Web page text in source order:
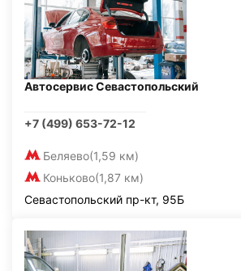
Автосервис Севастопольский
+7 (499) 653-72-12
Беляево(1,59 км)
Коньково(1,87 км)
Севастопольский пр-кт, 95Б